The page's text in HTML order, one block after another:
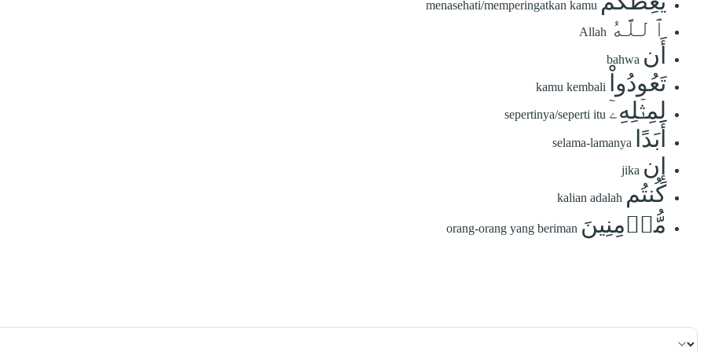
menasehati/memperingatkan kamu
ٱللَّهُ Allah
أَن bahwa
تَعُودُواْ kamu kembali
لِمِثۡلِهِۦٓ sepertinya/seperti itu
أَبَدًا selama-lamanya
إِن jika
كُنتُم kalian adalah
مُّؤۡمِنِينَ orang-orang yang beriman